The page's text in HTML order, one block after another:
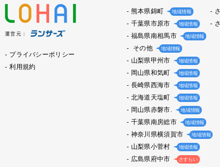
運営元：
プライバシーポリシー
利用規約
熊本県錦町 地域情報
千葉県市原市 地域情報
福島県南相馬市 地域情報
その他 地域情報
山梨県甲州市 地域情報
岡山県和気町 地域情報
長崎県西海市 地域情報
北海道天塩町 地域情報
岡山県赤磐市. 地域情報
千葉県南房総市 地域情報
神奈川県横須賀市 地域情報
山梨県小菅村 地域情報
広島県府中市 さすらい